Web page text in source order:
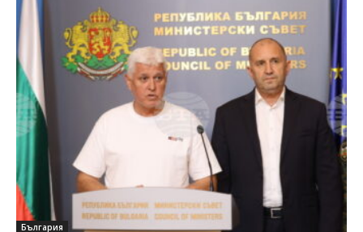
България